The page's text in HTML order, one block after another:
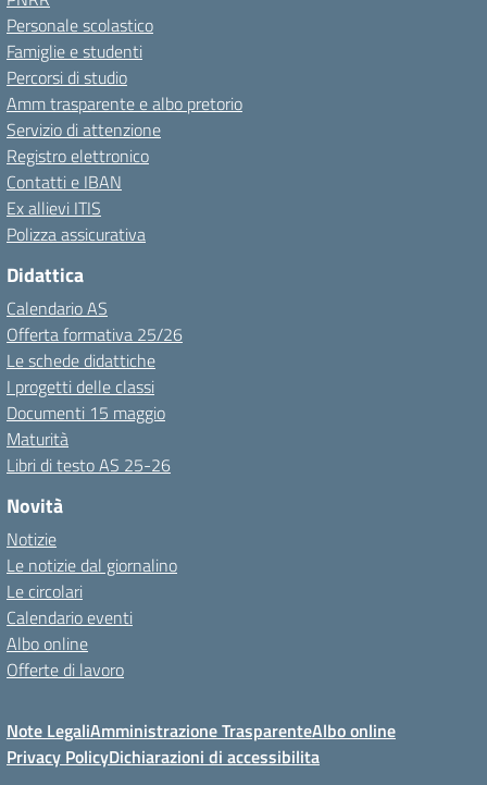
Personale scolastico
Famiglie e studenti
Percorsi di studio
Amm trasparente e albo pretorio
Servizio di attenzione
Registro elettronico
Contatti e IBAN
Ex allievi ITIS
Polizza assicurativa
Didattica
Calendario AS
Offerta formativa 25/26
Le schede didattiche
I progetti delle classi
Documenti 15 maggio
Maturità
Libri di testo AS 25-26
Novità
Notizie
Le notizie dal giornalino
Le circolari
Calendario eventi
Albo online
Offerte di lavoro
Note LegaliAmministrazione TrasparenteAlbo online
Privacy PolicyDichiarazioni di accessibilita